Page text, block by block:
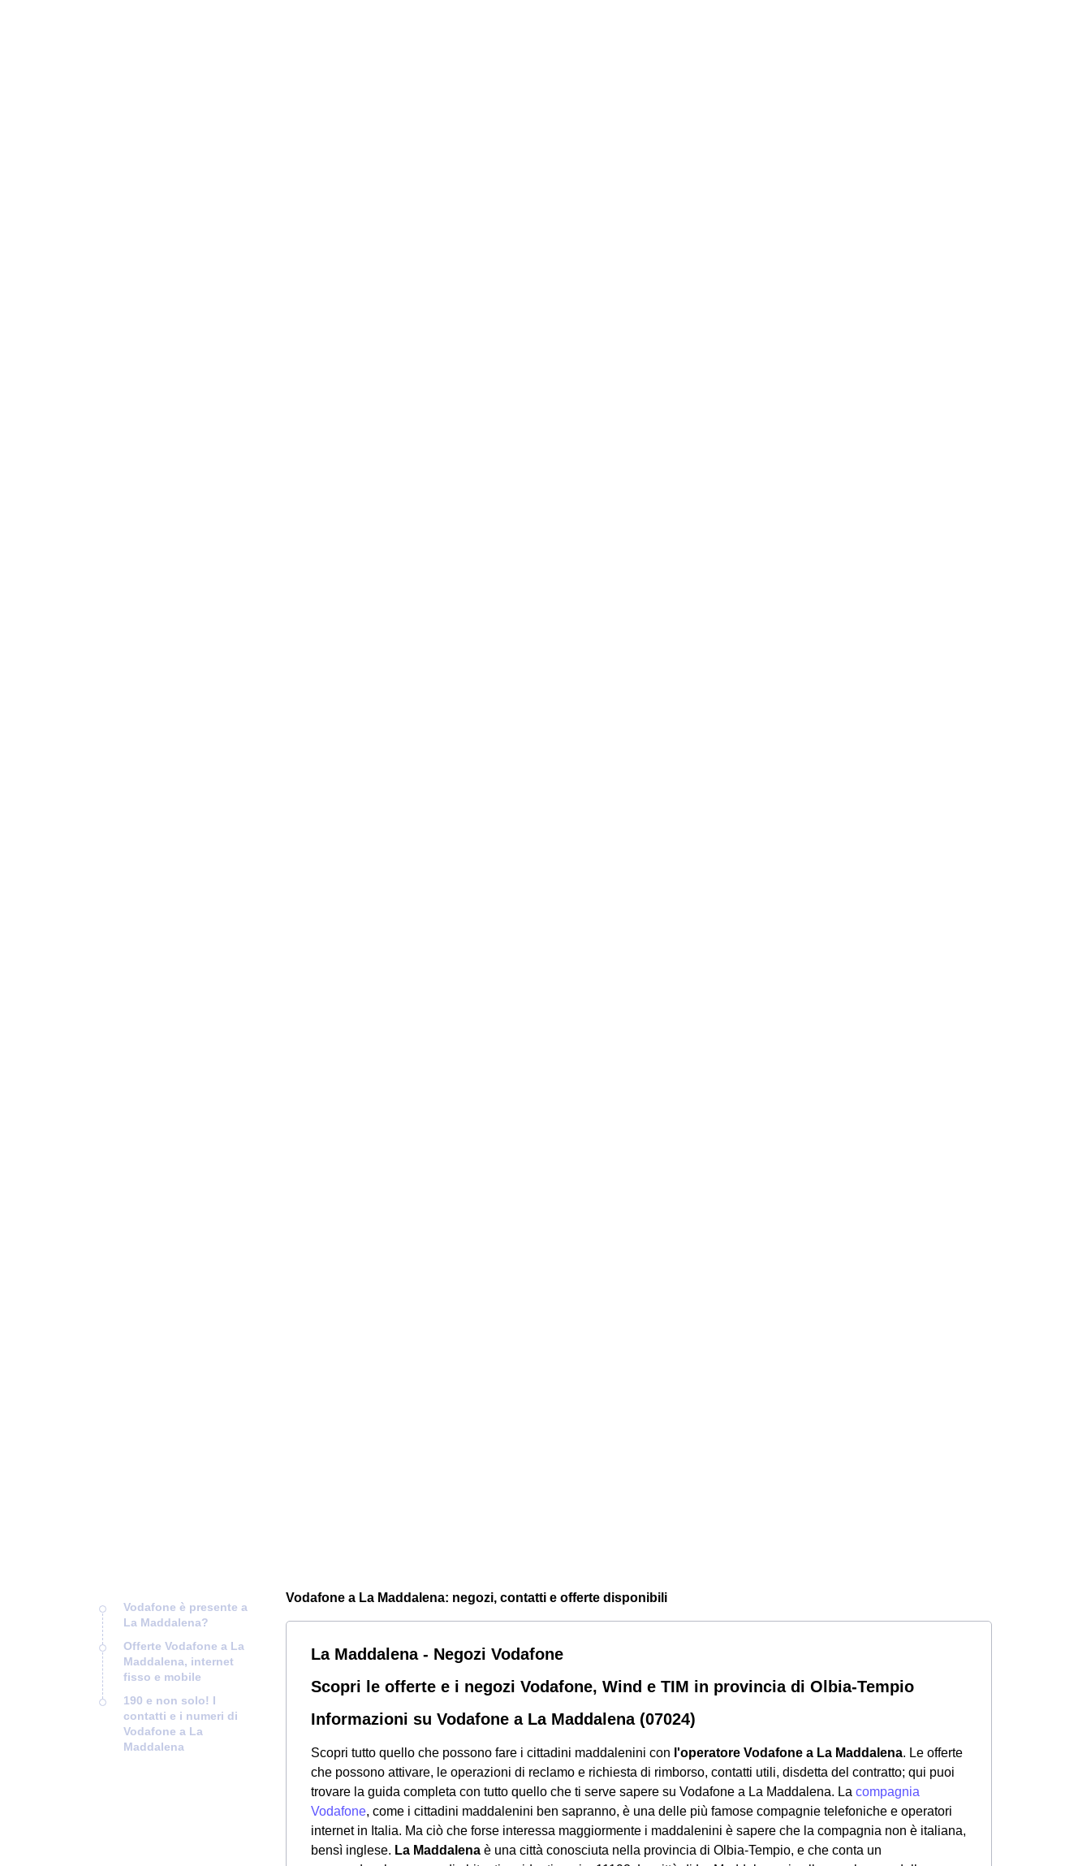
Vodafone è presente a
La Maddalena?
Offerte Vodafone a La
Maddalena, internet
fisso e mobile
190 e non solo! I
contatti e i numeri di
Vodafone a La
Maddalena
Vodafone a La Maddalena: negozi, contatti e offerte disponibili
La Maddalena - Negozi Vodafone
Scopri le offerte e i negozi Vodafone, Wind e TIM in provincia di Olbia-Tempio
Informazioni su Vodafone a La Maddalena (07024)
Scopri tutto quello che possono fare i cittadini maddalenini con l'operatore Vodafone a La Maddalena. Le offerte
che possono attivare, le operazioni di reclamo e richiesta di rimborso, contatti utili, disdetta del contratto; qui puoi
trovare la guida completa con tutto quello che ti serve sapere su Vodafone a La Maddalena. La compagnia
Vodafone, come i cittadini maddalenini ben sapranno, è una delle più famose compagnie telefoniche e operatori
internet in Italia. Ma ciò che forse interessa maggiormente i maddalenini è sapere che la compagnia non è italiana,
bensì inglese. La Maddalena è una città conosciuta nella provincia di Olbia-Tempio, e che conta un